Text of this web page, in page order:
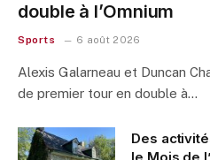
double à l’Omnium
Sports 6 août 2026
Alexis Galarneau et Duncan
de premier tour en double à…
Des